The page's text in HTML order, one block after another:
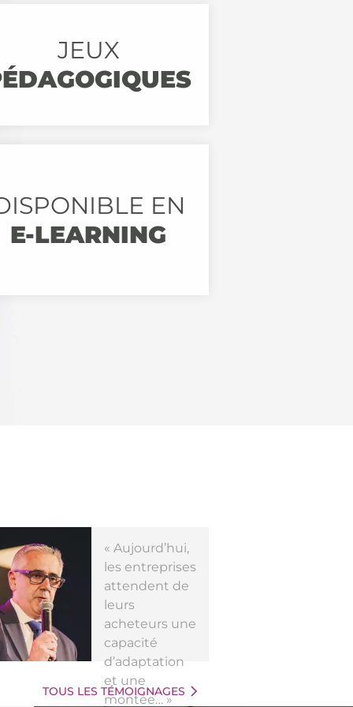
JEUX
EN
E-LEARNING
« Aujourd’hui,
les entreprises
attendent de
leurs
acheteurs une
capacité
d’adaptation
et une
montée… »
TOUS LES TÉMOIGNAGES